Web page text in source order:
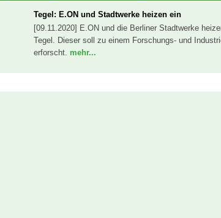
Tegel: E.ON und Stadtwerke heizen ein
[09.11.2020] E.ON und die Berliner Stadtwerke
Tegel. Dieser soll zu einem Forschungs- und
erforscht. mehr...